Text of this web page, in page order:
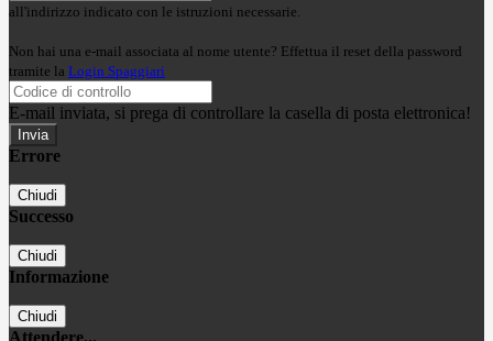
all'indirizzo indicato con le istruzioni necessarie.
Non hai una e-mail associata al nome utente? Effettua il reset della password
tramite la Login Spaggiari
E-mail inviata, si prega di controllare la casella di posta elettronica!
Errore
Chiudi
Successo
Chiudi
Informazione
Chiudi